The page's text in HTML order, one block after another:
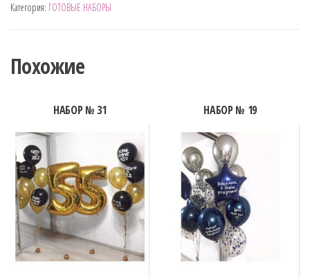
№
Категория: ГОТОВЫЕ НАБОРЫ
Похожие
НАБОР № 31 НАБОР № 19